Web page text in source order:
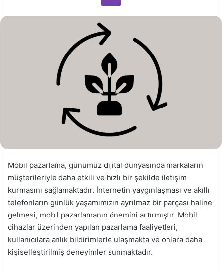
s
a
r
m
Mobil pazarlama, günümüz dijital dünyasında markaların
müşterileriyle daha etkili ve hızlı bir şekilde iletişim
kurmasını sağlamaktadır. İnternetin yaygınlaşması ve akıllı
telefonların günlük yaşamımızın ayrılmaz bir parçası haline
gelmesi, mobil pazarlamanın önemini artırmıştır. Mobil
cihazlar üzerinden yapılan pazarlama faaliyetleri,
kullanıcılara anlık bildirimlerle ulaşmakta ve onlara daha
kişiselleştirilmiş deneyimler sunmaktadır.